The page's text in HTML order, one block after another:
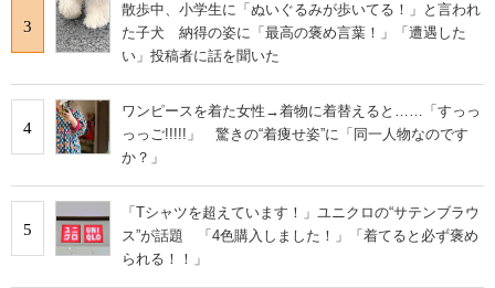
3
散歩中、小学生に「ぬいぐるみが歩いてる！」と言われ
た子犬 納得の姿に「最高の褒め言葉！」「遭遇した
い」投稿者に話を聞いた
4
ワンピースを着た女性→着物に着替えると……「すっっ
っっご!!!!!」 驚きの“着痩せ姿”に「同一人物なのです
か？」
5
「Tシャツを超えています！」ユニクロの“サテンブラウ
ス”が話題 「4色購入しました！」「着てると必ず褒め
られる！！」